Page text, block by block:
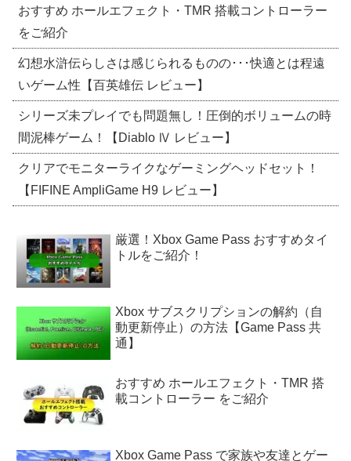
おすすめ ホールエフェクト・TMR 搭載コントローラー
をご紹介
幻想水滸伝らしさは感じられるものの･･･快適とは程遠
いゲーム性【百英雄伝 レビュー】
シリーズ未プレイでも問題無し！圧倒的ボリュームの時
間泥棒ゲーム！【Diablo Ⅳ レビュー】
クリアでモニターライクなゲーミングヘッドセット！
【FIFINE AmpliGame H9 レビュー】
厳選！Xbox Game Pass おすすめタイ
トルをご紹介！
Xbox サブスクリプションの解約（自
動更新停止）の方法【Game Pass 共
通】
おすすめ ホールエフェクト・TMR 搭
載コントローラー をご紹介
Xbox Game Pass で家族や友達とゲー